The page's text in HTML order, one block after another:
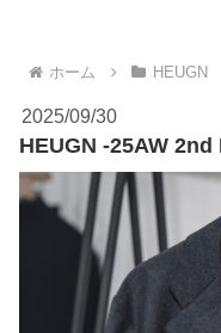
ホーム HEUGN
2025/09/30
HEUGN -25AW